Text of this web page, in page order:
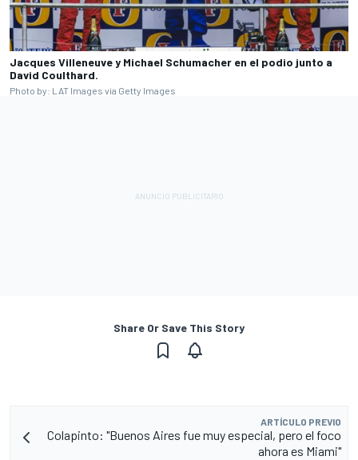
Jacques Villeneuve y Michael Schumacher en el podio junto a
David Coulthard.
Photo by: LAT Images via Getty Images
Share Or Save This Story
ARTÍCULO PREVIO
Colapinto: "Buenos Aires fue muy especial, pero el foco
ahora es Miami"